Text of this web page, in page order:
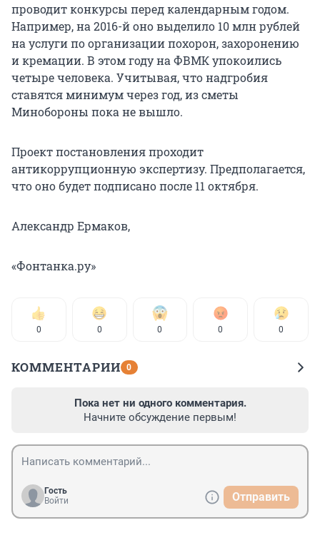
проводит конкурсы перед календарным годом.
Например, на 2016-й оно выделило 10 млн рублей
на услуги по организации похорон, захоронению
и кремации. В этом году на ФВМК упокоились
четыре человека. Учитывая, что надгробия
ставятся минимум через год, из сметы
Минобороны пока не вышло.
Проект постановления проходит
антикоррупционную экспертизу. Предполагается,
что оно будет подписано после 11 октября.
Александр Ермаков,
«Фонтанка.ру»
0 0 0 0 0
КОММЕНТАРИИ 0
Пока нет ни одного комментария.
Начните обсуждение первым!
Гость
Войти
Отправить